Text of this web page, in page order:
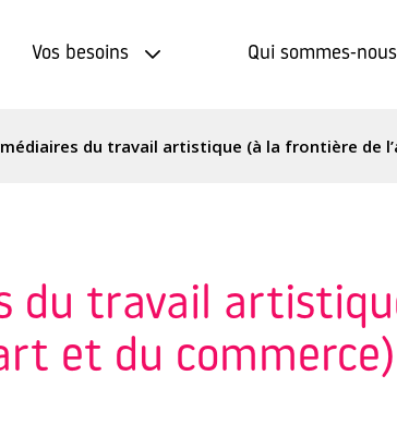
Vos besoins Qui sommes-
du travail artistique (à la frontière de
du travail
et du commerce)